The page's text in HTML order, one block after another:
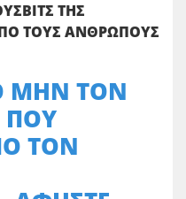
ΤΗΣ
ΤΟΥΣ ΑΝΘΡΩΠΟΥΣ
ΜΗΝ ΤΟΝ
ΠΟΥ
ΤΟΝ